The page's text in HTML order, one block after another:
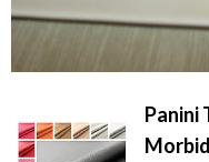
Panini